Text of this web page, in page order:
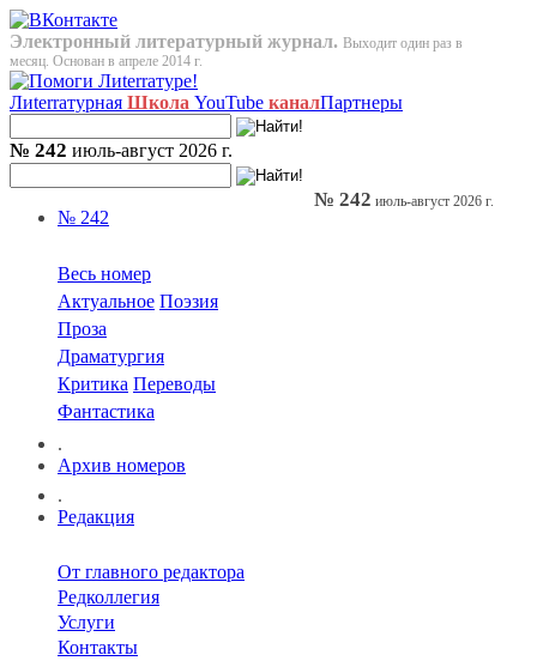
Электронный литературный журнал. Выходит один раз в
месяц. Основан в апреле 2014 г.
Лиterraтурная Школа YouTube каналПартнеры
№ 242 июль-август 2026 г.
№ 242
Весь номер
Актуальное Поэзия
Проза
Драматургия
Критика Переводы
Фантастика
.
Архив номеров
.
Редакция
От главного редактора
Редколлегия
Услуги
Контакты
№ 242 июль-август 2026 г.